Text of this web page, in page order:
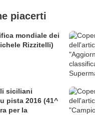
piacerti
mondiale dei
Rizzitelli)
siciliani
pista 2016 (41^
per la